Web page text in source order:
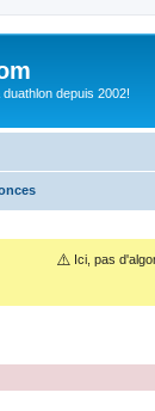
depuis 2002!
⚠️ Ici, pas